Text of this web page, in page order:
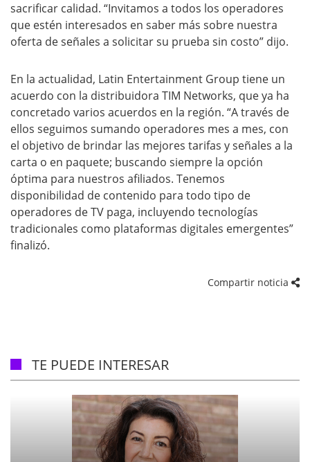
sacrificar calidad. “Invitamos a todos los operadores
que estén interesados en saber más sobre nuestra
oferta de señales a solicitar su prueba sin costo” dijo.
En la actualidad, Latin Entertainment Group tiene un
acuerdo con la distribuidora TIM Networks, que ya ha
concretado varios acuerdos en la región. “A través de
ellos seguimos sumando operadores mes a mes, con
el objetivo de brindar las mejores tarifas y señales a la
carta o en paquete; buscando siempre la opción
óptima para nuestros afiliados. Tenemos
disponibilidad de contenido para todo tipo de
operadores de TV paga, incluyendo tecnologías
tradicionales como plataformas digitales emergentes”
finalizó.
Compartir noticia
TE PUEDE INTERESAR